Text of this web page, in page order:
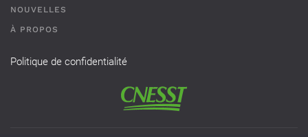
NOUVELLES
À PROPOS
Politique de confidentialité